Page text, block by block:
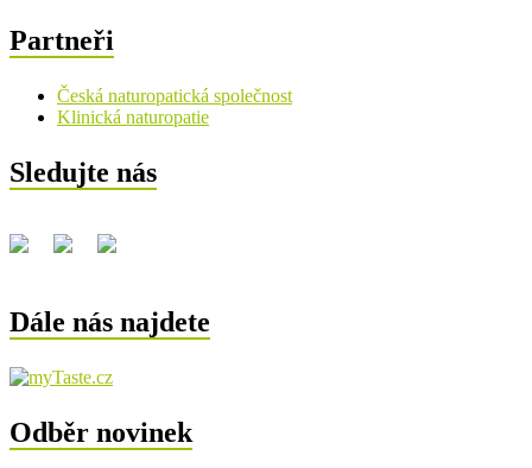
Partneři
Česká naturopatická společnost
Klinická naturopatie
Sledujte nás
Dále nás najdete
Odběr novinek